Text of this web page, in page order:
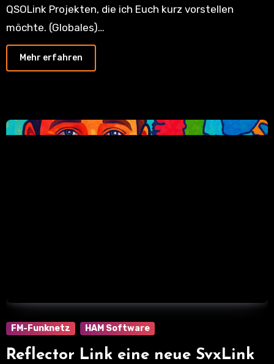
QSOLink Projekten, die ich Euch kurz vorstellen
möchte. (Globales)…
Mehr erfahren
FM-Funknetz HAM Software
Reflector Link eine neue SvxLink